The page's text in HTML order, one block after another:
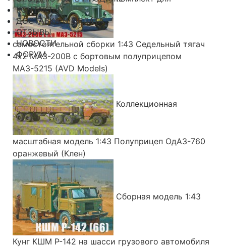
КОНТАКТЫ
ДОСТАВКА И ОПЛАТА
ОТЗЫВЫ
НОВОСТИ
ФОРУМ
самостоятельной сборки 1:43 Седельный тягач
4х2 МАЗ-200В с бортовым полуприцепом
МАЗ-5215 (AVD Models)
Коллекционная
масштабная модель 1:43 Полуприцеп ОдАЗ-760
оранжевый (Клен)
Сборная модель 1:43
Кунг КШМ Р-142 на шасси грузового автомобиля